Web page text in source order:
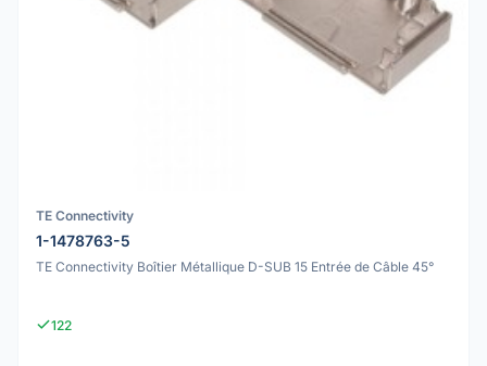
TE Connectivity
1-1478763-5
TE Connectivity Boîtier Métallique D-SUB 15 Entrée de Câble 45°
122